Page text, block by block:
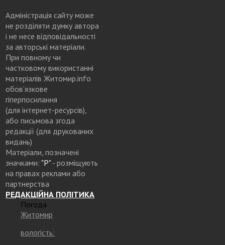
Адміністрація сайту може
не розділяти думку автора
і не несе відповідальності
за авторські матеріали.
При повному чи
частковому використанні
матеріалів Житомир.info
обов’язкове
гіперпосилання
(для інтернет-ресурсів),
або письмова згода
редакції (для друкованих
видань)
Матеріали, позначені
значками: "Р"- розміщують
на правах реклами або
партнерства
РЕДАКЦІЙНА ПОЛІТИКА
Погода
Житомир
вологість: